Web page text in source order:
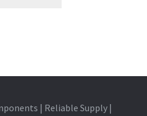
| Reliable Supply |